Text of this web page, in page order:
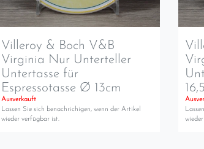
Villeroy & Boch V&B
Virginia Nur Unterteller
Untertasse für
Espressotasse Ø 13cm
Ausverkauft
Lassen Sie sich benachrichigen, wenn der Artikel
wieder verfügbar ist.